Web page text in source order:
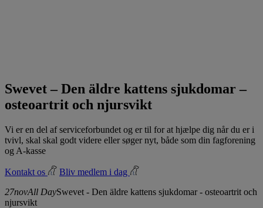
Swevet – Den äldre kattens sjukdomar –
osteoartrit och njursvikt
Vi er en del af serviceforbundet og er til for at hjælpe dig når du er i
tvivl, skal skal godt videre eller søger nyt, både som din fagforening
og A-kasse
Kontakt os
Bliv medlem i dag
27novAll DaySwevet - Den äldre kattens sjukdomar - osteoartrit och
njursvikt